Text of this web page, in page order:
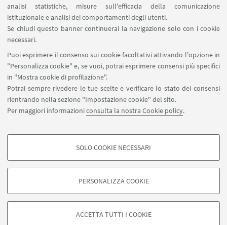
analisi statistiche, misure sull'efficacia della comunicazione
istituzionale e analisi dei comportamenti degli utenti.
Se chiudi questo banner continuerai la navigazione solo con i cookie
necessari.
Puoi esprimere il consenso sui cookie facoltativi attivando l'opzione in
"Personalizza cookie" e, se vuoi, potrai esprimere consensi più specifici
in "Mostra cookie di profilazione".
Potrai sempre rivedere le tue scelte e verificare lo stato dei consensi
rientrando nella sezione "Impostazione cookie" del sito.
Per maggiori informazioniconsulta la nostra Cookie policy.
COOKIE DI PROFILAZIONE - FACOLTATIVI
degli utenti, creare profili in base al loro comportamento sul sito, per analisi
di marketing.
SOLO COOKIE NECESSARI
PERSONALIZZA COOKIE
ACCETTA TUTTI I COOKIE
©Copyright 2026 - ALMA MATER STUDIORUM - Università di
Privacy- Note legali-Impostazioni Cookie